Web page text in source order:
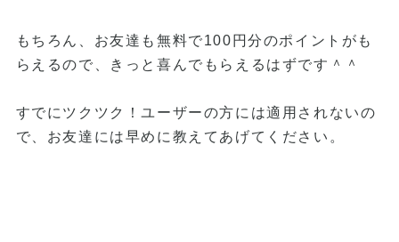
もちろん、お友達も無料で100円分のポイントがも
らえるので、きっと喜んでもらえるはずです＾＾
すでにツクツク！ユーザーの方には適用されないの
で、お友達には早めに教えてあげてください。